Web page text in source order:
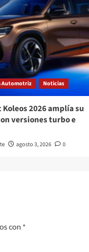
Automotriz Noticias
2026 amplía su
versiones turbo e
agosto 3, 2026 0
con *